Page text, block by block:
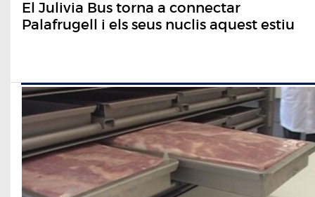
El Julivia Bus torna a connectar
Palafrugell i els seus nuclis aquest estiu